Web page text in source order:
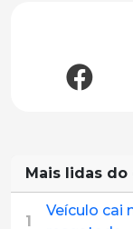
Mais lidas do
1
Veículo cai